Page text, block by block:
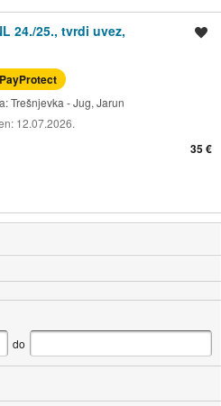
24./25., tvrdi uvez,
PayProtect
Trešnjevka - Jug, Jarun
12.07.2026.
35 €
do